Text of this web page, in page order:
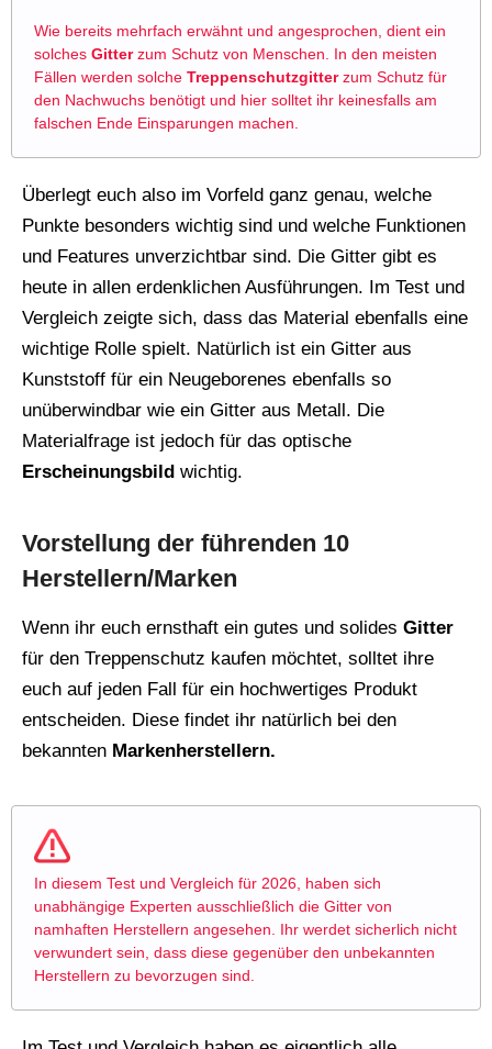
Wie bereits mehrfach erwähnt und angesprochen, dient ein
solches Gitterzum Schutz von Menschen. In den meisten
Fällen werden solche Treppenschutzgitterzum Schutz für
den Nachwuchs benötigt und hier solltet ihr keinesfalls am
falschen Ende Einsparungen machen.
Überlegt euch also im Vorfeld ganz genau, welche
Punkte besonders wichtig sind und welche Funktionen
und Features unverzichtbar sind. Die Gitter gibt es
heute in allen erdenklichen Ausführungen. Im Test und
Vergleich zeigte sich, dass das Material ebenfalls eine
wichtige Rolle spielt. Natürlich ist ein Gitter aus
Kunststoff für ein Neugeborenes ebenfalls so
unüberwindbar wie ein Gitter aus Metall. Die
Materialfrage ist jedoch für das optische
Erscheinungsbild wichtig.
Vorstellung der führenden 10
Herstellern/Marken
Wenn ihr euch ernsthaft ein gutes und solides Gitter
für den Treppenschutz kaufen möchtet, solltet ihre
euch auf jeden Fall für ein hochwertiges Produkt
entscheiden. Diese findet ihr natürlich bei den
bekannten Markenherstellern.
In diesem Test und Vergleich für 2026, haben sich
unabhängige Experten ausschließlich die Gitter von
namhaften Herstellern angesehen. Ihr werdet sicherlich nicht
verwundert sein, dass diese gegenüber den unbekannten
Herstellern zu bevorzugen sind.